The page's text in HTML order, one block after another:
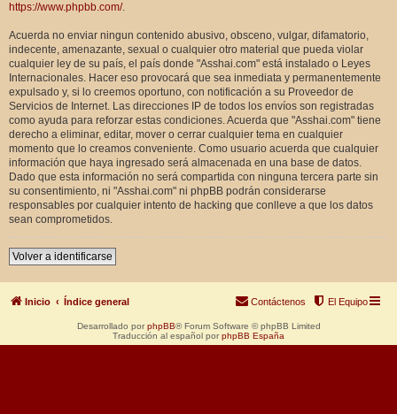
https://www.phpbb.com/.
Acuerda no enviar ningun contenido abusivo, obsceno, vulgar, difamatorio,
indecente, amenazante, sexual o cualquier otro material que pueda violar
cualquier ley de su país, el país donde "Asshai.com" está instalado o Leyes
Internacionales. Hacer eso provocará que sea inmediata y permanentemente
expulsado y, si lo creemos oportuno, con notificación a su Proveedor de
Servicios de Internet. Las direcciones IP de todos los envíos son registradas
como ayuda para reforzar estas condiciones. Acuerda que "Asshai.com" tiene
derecho a eliminar, editar, mover o cerrar cualquier tema en cualquier
momento que lo creamos conveniente. Como usuario acuerda que cualquier
información que haya ingresado será almacenada en una base de datos.
Dado que esta información no será compartida con ninguna tercera parte sin
su consentimiento, ni "Asshai.com" ni phpBB podrán considerarse
responsables por cualquier intento de hacking que conlleve a que los datos
sean comprometidos.
Volver a identificarse
Inicio Índice general El Equipo
Contáctenos
Desarrollado por phpBB® Forum Software © phpBB Limited
Traducción al español por phpBB España